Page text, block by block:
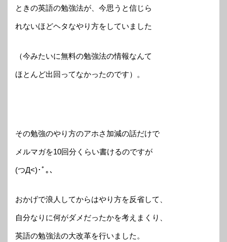
ときの英語の勉強法が、今思うと信じら
れないほどヘタなやり方をしていました
（今みたいに無料の勉強法の情報なんて
ほとんど出回ってなかったのです）。
その勉強のやり方のアホさ加減の話だけで
メルマガを10回分くらい書けるのですが
(つД<)･ﾟ｡、
おかげで浪人してからはやり方を反省して、
自分なりに何がダメだったかを考えまくり、
英語の勉強法の大改革を行いました。